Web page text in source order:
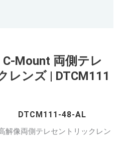
Mount 両側テレ
レンズ | DTCM111
DTCM111-48-AL
解像両側テレセントリックレン